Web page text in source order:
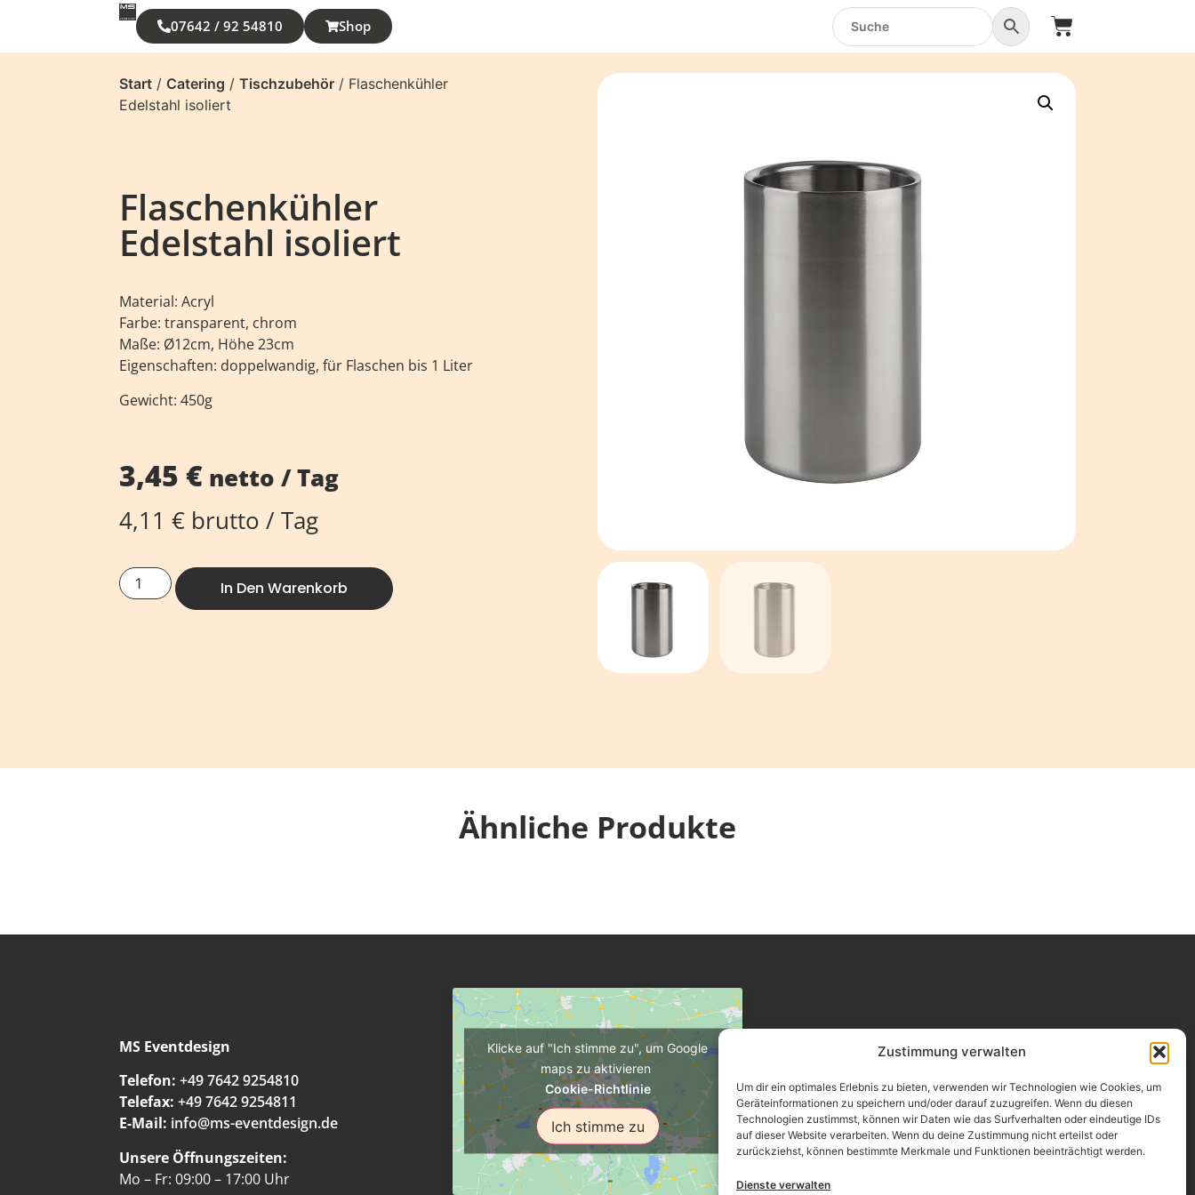
Zustimmung verwalten
Um dir ein optimales Erlebnis zu bieten, verwenden wir Technologien wie Cookies, um
Geräteinformationen zu speichern und/oder darauf zuzugreifen. Wenn du diesen
Technologien zustimmst, können wir Daten wie das Surfverhalten oder eindeutige IDs
auf dieser Website verarbeiten. Wenn du deine Zustimmung nicht erteilst oder
zurückziehst, können bestimmte Merkmale und Funktionen beeinträchtigt werden.
Dienste verwalten
07642 / 92 54810 Shop
Start / Catering /Tischzubehör / Flaschenkühler
Edelstahl isoliert
Flaschenkühler
Edelstahl isoliert
Material: Acryl
Farbe: transparent, chrom
Maße: Ø12cm, Höhe 23cm
Eigenschaften: doppelwandig, für Flaschen bis 1 Liter
Gewicht: 450g
3,45€ netto / Tag
4,11€ brutto / Tag
In Den Warenkorb
Ähnliche Produkte
MS Eventdesign
Telefon: +49 7642 9254810
Telefax: +49 7642 9254811
E-Mail: info@ms-eventdesign.de
Unsere Öffnungszeiten:
Mo – Fr: 09:00 – 17:00 Uhr
Klicke auf "Ich stimme zu", um Google
maps zu aktivieren
Cookie-Richtlinie
Ich stimme zu
Impressum
Datenschutz
Erklärung zur Barrierefreiheit
AGB